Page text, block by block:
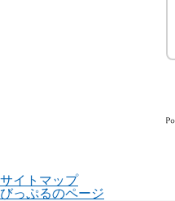
サイトマップ
びっぷるのページ